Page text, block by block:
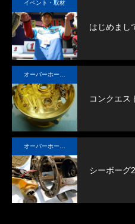
イベント・取材
はじめまし
オーバーホール実例
コンクエス
オーバーホール実例
シーボーグ